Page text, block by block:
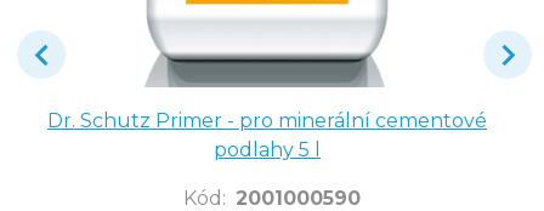
Dr. Schutz Primer - pro minerální cementové
podlahy 5 l
Kód : 2001000590